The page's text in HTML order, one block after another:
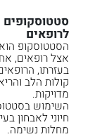
לרופאים
הסטטוסקופ הוא
אצל רופאים,
בעזרתו,
קולות הלב
מדויקות.
השימוש
חיוני לאבחון
מחלות נשימה.